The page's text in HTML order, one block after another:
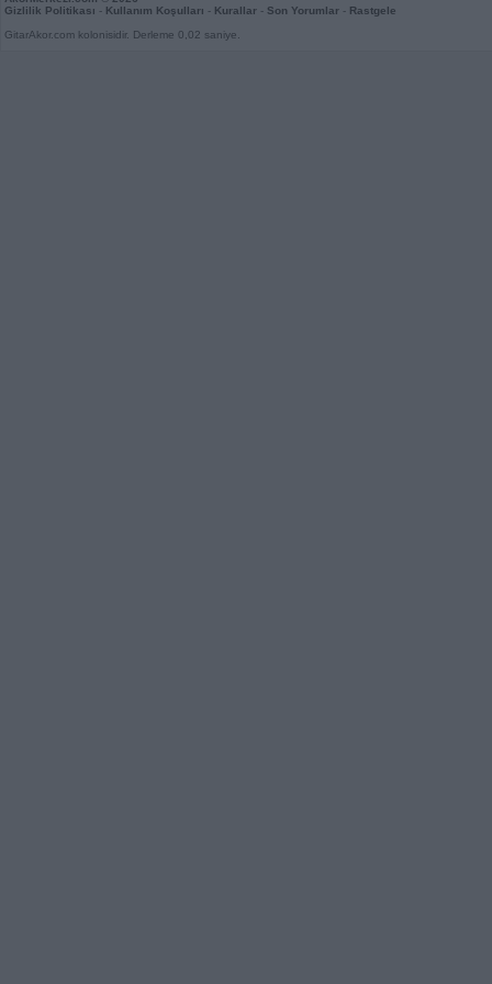
Gizlilik Politikası - Kullanım Koşulları - Kurallar - Son Yorumlar - Rastgele
GitarAkor.com kolonisidir. Derleme 0,02 saniye.